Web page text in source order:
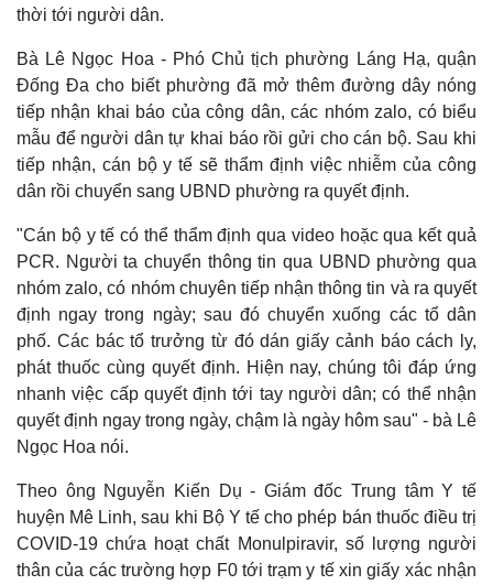
thời tới người dân.
Bà Lê Ngọc Hoa - Phó Chủ tịch phường Láng Hạ, quận
Đống Đa cho biết phường đã mở thêm đường dây nóng
tiếp nhận khai báo của công dân, các nhóm zalo, có biểu
mẫu để người dân tự khai báo rồi gửi cho cán bộ. Sau khi
tiếp nhận, cán bộ y tế sẽ thẩm định việc nhiễm của công
dân rồi chuyển sang UBND phường ra quyết định.
"Cán bộ y tế có thể thẩm định qua video hoặc qua kết quả
PCR. Người ta chuyển thông tin qua UBND phường qua
nhóm zalo, có nhóm chuyên tiếp nhận thông tin và ra quyết
định ngay trong ngày; sau đó chuyển xuống các tổ dân
phố. Các bác tổ trưởng từ đó dán giấy cảnh báo cách ly,
phát thuốc cùng quyết định. Hiện nay, chúng tôi đáp ứng
nhanh việc cấp quyết định tới tay người dân; có thể nhận
quyết định ngay trong ngày, chậm là ngày hôm sau" - bà Lê
Ngọc Hoa nói.
Theo ông Nguyễn Kiến Dụ - Giám đốc Trung tâm Y tế
huyện Mê Linh, sau khi Bộ Y tế cho phép bán thuốc điều trị
COVID-19 chứa hoạt chất Monulpiravir, số lượng người
thân của các trường hợp F0 tới trạm y tế xin giấy xác nhận